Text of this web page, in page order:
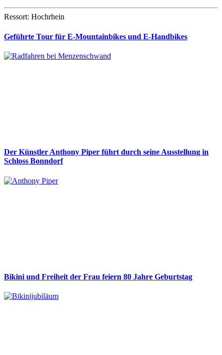
Ressort: Hochrhein
Geführte Tour für E-Mountainbikes und E-Handbikes
Der Künstler Anthony Piper führt durch seine Ausstellung in
Schloss Bonndorf
Bikini und Freiheit der Frau feiern 80 Jahre Geburtstag